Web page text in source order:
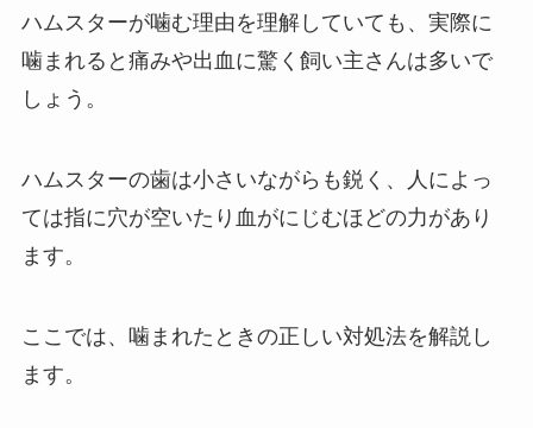
ハムスターが噛む理由を理解していても、実際に
噛まれると痛みや出血に驚く飼い主さんは多いで
しょう。
ハムスターの歯は小さいながらも鋭く、人によっ
ては指に穴が空いたり血がにじむほどの力があり
ます。
ここでは、噛まれたときの正しい対処法を解説し
ます。